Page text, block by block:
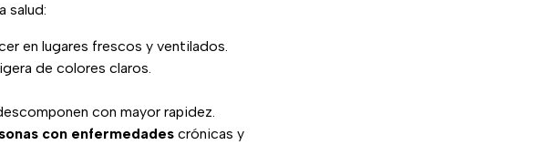
salud:
en lugares frescos y ventilados.
de colores claros.
con mayor rapidez.
con enfermedades crónicas y